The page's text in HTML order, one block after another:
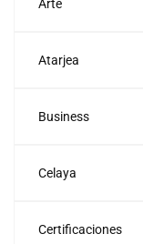
Arte
Atarjea
Business
Celaya
Certificaciones